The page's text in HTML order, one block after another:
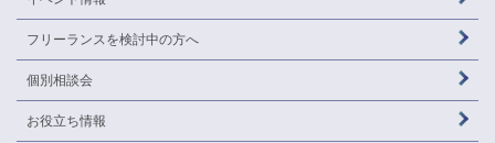
フリーランスを検討中の方へ
個別相談会
お役立ち情報